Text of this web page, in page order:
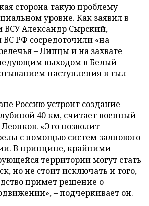
сторона такую проблему
уровне. Как заявил в
ВСУ Александр Сырский,
ВС РФ сосредоточили «на
– Липцы и на захвате
выходом в Белый
наступления в тыл
Россию устроит создание
40 км, считает военный
«Это позволит
с помощью систем залпового
В принципе, крайними
территории могут стать
но не стоит исключать и того,
примет решение о
– подчеркивает он.